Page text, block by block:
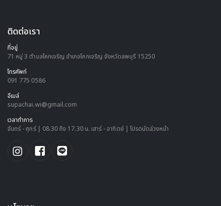
ติดต่อเรา
ที่อยู่
71 หมู่ 3 ตำบลโคกเจริญ อำเภอโคกเจริญ จังหวัดลพบุรี 15250
โทรศัพท์
091 775 0586
อีเมล์
supachai.wi@gmail.com
เวลาทำการ
จันทร์ - ศุกร์ | 08.30 ถึง 17.30 น. เสาร์ - อาทิตย์ | โปรดนัดล่วงหน้า